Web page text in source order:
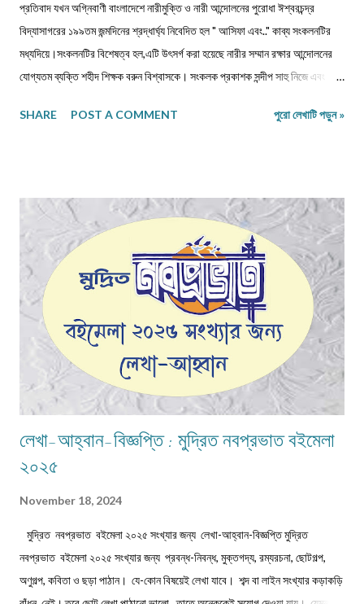
প্রতিবাদ যখন অগ্নিবাণী বাংলাদেশে নারীমুক্তি ও নারী আন্দোলনের পুরোধা ঈশ্বরচন্দ্র
বিদ্যাসাগরের ১৯৯তম জন্মদিনের শ্রদ্ধার্ঘ্য নিবেদিত হল " আসিফা এবং.." কাব্য সংকলনটির
মধ্যদিয়ে।সংকলনটির বিশেষত্ব হল,এটি উৎসর্গ করা হয়েছে নারীর সম্মান রক্ষার আন্দোলনের
যোগ্যতম ব্যক্তি শহীদ শিক্ষক বরুন বিশ্বাসকে। সংকলক প্রকাশক সন্দীপ সাহু নিজে এবং
অনুবন্ধ নয়, এক একটি অগ্নিবাণী।আসলে জীবনকে দেখার স্বাতন্ত্র‍্যে কবিরা সব সময়ই
আমাদের নিয়ে এসেছে সামাজিক অবক্ষয়ের শেষধাপে যেখানে নৈতিকতা,পাপবোধ,গ্লানিকে সরিয়ে
রেখে, সমাজের বানানো নিয়মকে তোয়াক্কা না করে,অনায়াস দক্ষতায় ও ক্ষিপ্রতায় নিজেরই
ধর্মচেতনাকে জলাঞ্জলি দিয়ে কিছু মানুষ তার পশুত্বের পরিচয় দিয়েছে ধর্ষণ ও ন...
SHARE POST A COMMENT পুরো লেখাটি পড়ুন »
লেখা-আহ্বান-বিজ্ঞপ্তি : মুদ্রিত নবপ্রভাত বইমেলা
২০২৫
November 18, 2024
মুদ্রিত নবপ্রভাত বইমেলা ২০২৫ সংখ্যার জন্য লেখা-আহ্বান-বিজ্ঞপ্তি মুদ্রিত
নবপ্রভাত বইমেলা ২০২৫ সংখ্যার জন্য প্রবন্ধ-নিবন্ধ, মুক্তগদ্য, রম্যরচনা, ছোটগল্প,
অণুগল্প, কবিতা ও ছড়া পাঠান। যে-কোন বিষয়েই লেখা যাবে। শব্দ বা লাইন সংখ্যার কড়াকড়ি